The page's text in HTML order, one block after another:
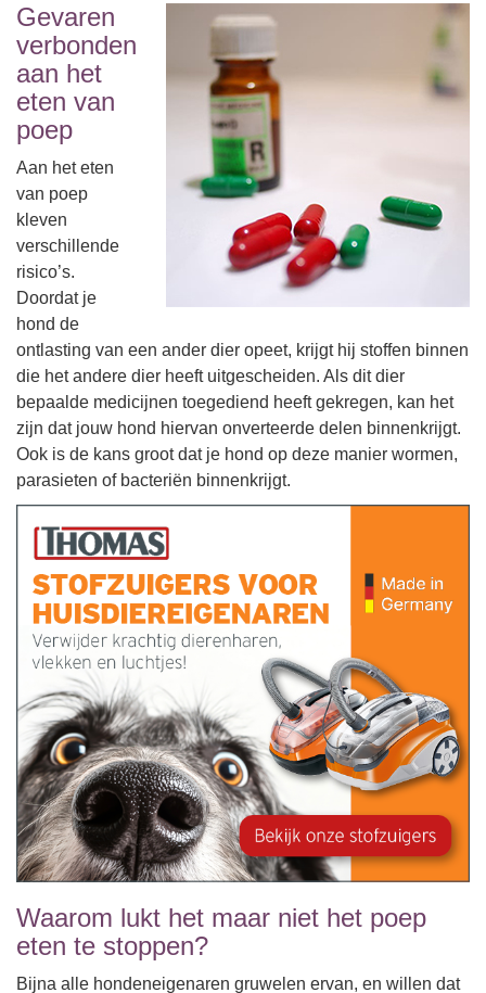
Gevaren
verbonden
aan het
eten van
poep
Aan het eten
van poep
kleven
verschillende
risico’s.
Doordat je
hond de
ontlasting van een ander dier opeet, krijgt hij stoffen binnen
die het andere dier heeft uitgescheiden. Als dit dier
bepaalde medicijnen toegediend heeft gekregen, kan het
zijn dat jouw hond hiervan onverteerde delen binnenkrijgt.
Ook is de kans groot dat je hond op deze manier wormen,
parasieten of bacteriën binnenkrijgt.
Waarom lukt het maar niet het poep
eten te stoppen?
Bijna alle hondeneigenaren gruwelen ervan, en willen dat